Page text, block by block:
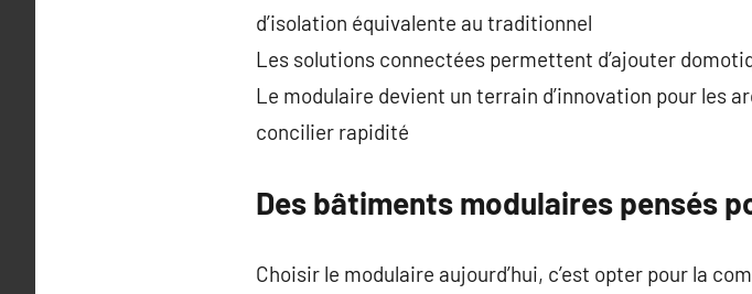
d’isolation équivalente au traditionnel
Les solutions connectées permettent d’ajouter
Le modulaire devient un terrain d’innovation pour les
concilier rapidité
Des bâtiments modulaires pensés
Choisir le modulaire aujourd’hui, c’est opter pour la